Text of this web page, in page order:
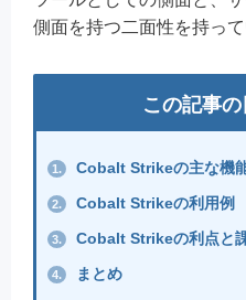
側面を持つ二面性を持って
この記事の
1. Cobalt Strikeの主な機
2. Cobalt Strikeの利用例
3. Cobalt Strikeの利点と
4. まとめ